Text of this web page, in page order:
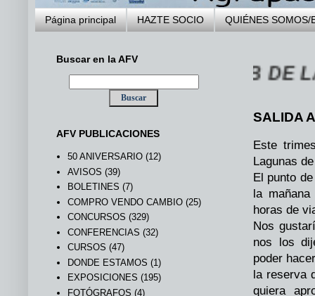
Página principal HAZTE SOCIO QUIÉNES SOMOS/
A LA WEB DE LA
SALIDA
Este
Lagunas
El punto
la
horas de
Nos
nos los
poder
la reserva
quiera
Buscar en la AFV
AFV PUBLICACIONES
50 ANIVERSARIO (12)
AVISOS (39)
BOLETINES (7)
COMPRO VENDO CAMBIO (25)
CONCURSOS (329)
CONFERENCIAS (32)
CURSOS (47)
DONDE ESTAMOS (1)
EXPOSICIONES (195)
FOTÓGRAFOS (4)